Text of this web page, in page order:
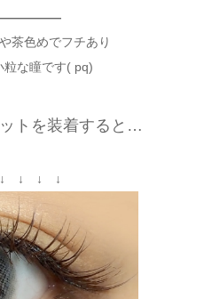
茶色めでフチあり
粒な瞳です( pq)
トを装着すると…
↓ ↓ ↓